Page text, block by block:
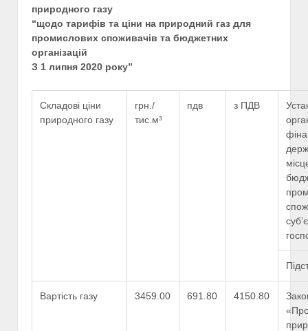
природного газу
“щодо тарифів та ціни на природний газ для
промислових споживачів та бюджетних
організацій
З 1 липня 2020 року”
Складові ціни
природного газу
грн./
тис.м³
пдв з ПДВ
Вартість газу 3459.00 691.80 4150.80